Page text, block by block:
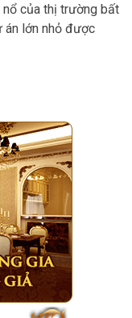
của thị trường bất
án lớn nhỏ được